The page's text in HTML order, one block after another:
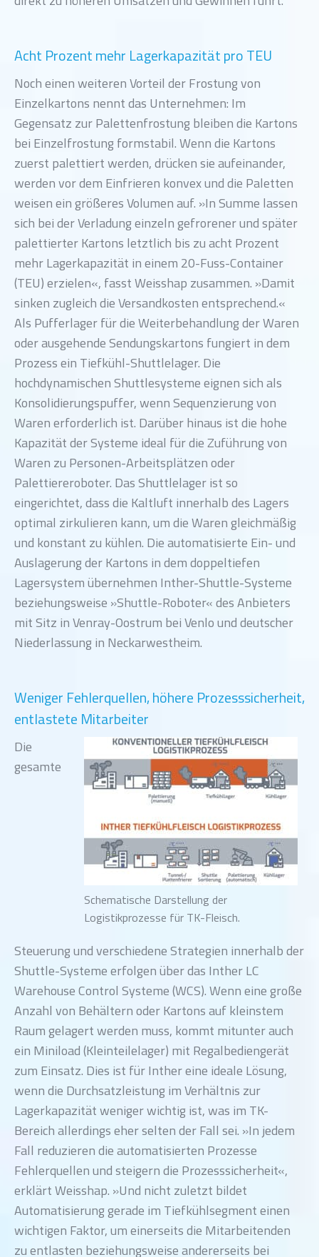
Acht Prozent mehr Lagerkapazität pro TEU
Noch einen weiteren Vorteil der Frostung von
Einzelkartons nennt das Unternehmen: Im
Gegensatz zur Palettenfrostung bleiben die Kartons
bei Einzelfrostung formstabil. Wenn die Kartons
zuerst palettiert werden, drücken sie aufeinander,
werden vor dem Einfrieren konvex und die Paletten
weisen ein größeres Volumen auf. »In Summe lassen
sich bei der Verladung einzeln gefrorener und später
palettierter Kartons letztlich bis zu acht Prozent
mehr Lagerkapazität in einem 20-Fuss-Container
(TEU) erzielen«, fasst Weisshap zusammen. »Damit
sinken zugleich die Versandkosten entsprechend.«
Als Pufferlager für die Weiterbehandlung der Waren
oder ausgehende Sendungskartons fungiert in dem
Prozess ein Tiefkühl-Shuttlelager. Die
hochdynamischen Shuttlesysteme eignen sich als
Konsolidierungspuffer, wenn Sequenzierung von
Waren erforderlich ist. Darüber hinaus ist die hohe
Kapazität der Systeme ideal für die Zuführung von
Waren zu Personen-Arbeitsplätzen oder
Palettiereroboter. Das Shuttlelager ist so
eingerichtet, dass die Kaltluft innerhalb des Lagers
optimal zirkulieren kann, um die Waren gleichmäßig
und konstant zu kühlen. Die automatisierte Ein- und
Auslagerung der Kartons in dem doppeltiefen
Lagersystem übernehmen Inther-Shuttle-Systeme
beziehungsweise »Shuttle-Roboter« des Anbieters
mit Sitz in Venray-Oostrum bei Venlo und deutscher
Niederlassung in Neckarwestheim.
Weniger Fehlerquellen, höhere Prozesssicherheit,
entlastete Mitarbeiter
Schematische Darstellung der
Logistikprozesse für TK-Fleisch.
Die
gesamte
Steuerung und verschiedene Strategien innerhalb der
Shuttle-Systeme erfolgen über das Inther LC
Warehouse Control Systeme (WCS). Wenn eine große
Anzahl von Behältern oder Kartons auf kleinstem
Raum gelagert werden muss, kommt mitunter auch
ein Miniload (Kleinteilelager) mit Regalbediengerät
zum Einsatz. Dies ist für Inther eine ideale Lösung,
wenn die Durchsatzleistung im Verhältnis zur
Lagerkapazität weniger wichtig ist, was im TK-
Bereich allerdings eher selten der Fall sei. »In jedem
Fall reduzieren die automatisierten Prozesse
Fehlerquellen und steigern die Prozesssicherheit«,
erklärt Weisshap. »Und nicht zuletzt bildet
Automatisierung gerade im Tiefkühlsegment einen
wichtigen Faktor, um einerseits die Mitarbeitenden
zu entlasten beziehungsweise andererseits bei